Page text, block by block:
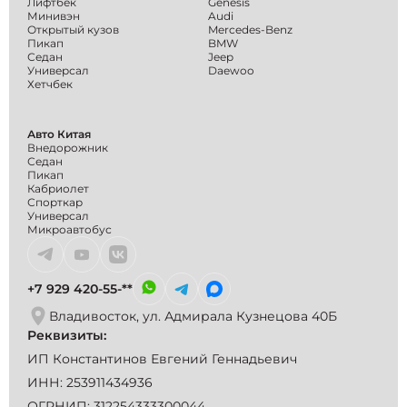
компанию своим близким, на
днях будут заказывать авто, и
вам советую!
+7 929 420-55-**
Владивосток, ул. Адмирала Кузнецова 40Б
Реквизиты:
ИП Константинов Евгений Геннадьевич
ИНН: 253911434936
Минивэн
Открытый кузов
Пикап
Седан
Универсал
Хетчбек
Audi
Mercedes-Benz
BMW
Jeep
Daewoo
Авто Китая
Внедорожник
Седан
Пикап
Кабриолет
Спорткар
Универсал
Микроавтобус